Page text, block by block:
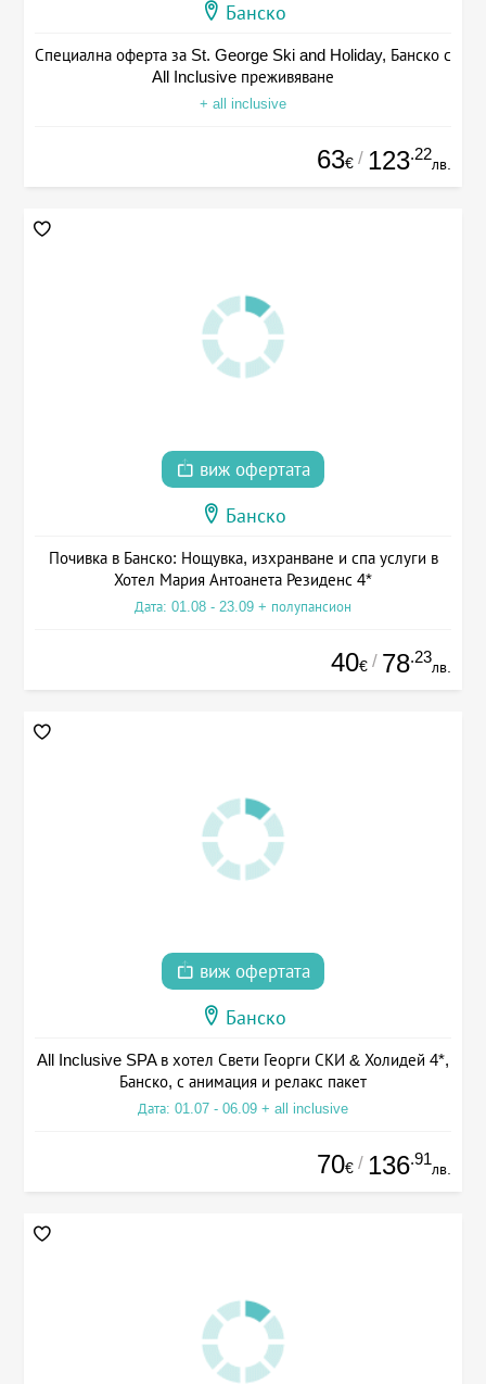
Банско
Специална оферта за St. George Ski and Holiday, Банско с
All Inclusive преживяване
+ all inclusive
63€ / 123.22
лв.
виж офертата
Банско
Почивка в Банско: Нощувка, изхранване и спа услуги в
Хотел Мария Антоанета Резиденс 4*
Дата: 01.08 - 23.09 + полупансион
40€ / 78.23
лв.
виж офертата
Банско
All Inclusive SPA в хотел Свети Георги СКИ & Холидей 4*,
Банско, с анимация и релакс пакет
Дата: 01.07 - 06.09 + all inclusive
70€ / 136.91
лв.